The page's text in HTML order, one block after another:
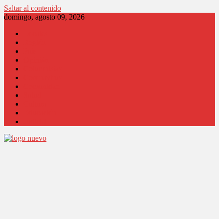
Saltar al contenido
domingo, agosto 09, 2026